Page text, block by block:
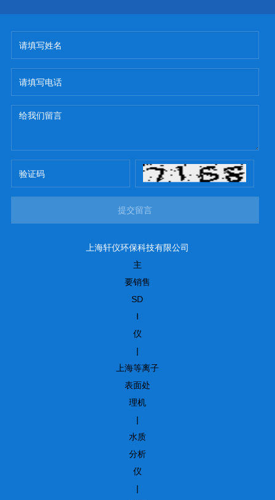
提交留言
上海轩仪环保科技有限公司
主
要销售
SD
I
仪
|
上海等离子
表面处
理机
|
水质
分析
仪
|